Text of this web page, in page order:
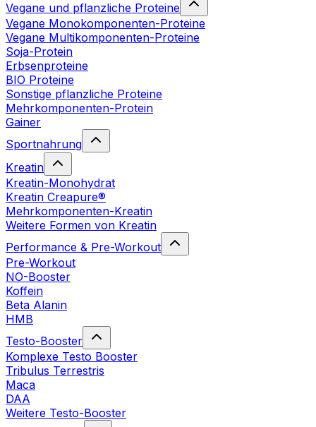
Vegane und pflanzliche Proteine
Vegane Monokomponenten-Proteine
Vegane Multikomponenten-Proteine
Soja-Protein
Erbsenproteine
BIO Proteine
Sonstige pflanzliche Proteine
Mehrkomponenten-Protein
Gainer
Sportnahrung
Kreatin
Kreatin-Monohydrat
Kreatin Creapure®
Mehrkomponenten-Kreatin
Weitere Formen von Kreatin
Performance & Pre-Workout
Pre-Workout
NO-Booster
Koffein
Beta Alanin
HMB
Testo-Booster
Komplexe Testo Booster
Tribulus Terrestris
Maca
DAA
Weitere Testo-Booster